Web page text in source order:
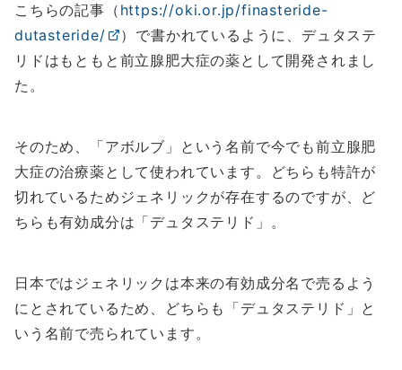
こちらの記事（ https://oki.or.jp/finasteride-
dutasteride/
）で書かれているように、デュタステ
リドはもともと前立腺肥大症の薬として開発されまし
た。
そのため、「アボルブ」という名前で今でも前立腺肥
大症の治療薬として使われています。どちらも特許が
切れているためジェネリックが存在するのですが、ど
ちらも有効成分は「デュタステリド」。
日本ではジェネリックは本来の有効成分名で売るよう
にとされているため、どちらも「デュタステリド」と
いう名前で売られています。